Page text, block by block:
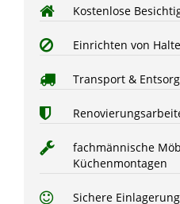
Kostenlose
Einrichten von
Transport &
fachmännische
Küchenmontagen
Sichere